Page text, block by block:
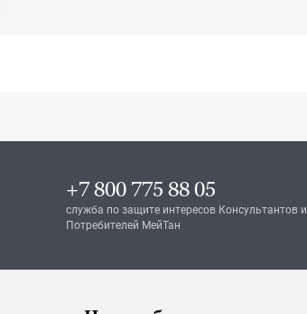
+7 800 775 88 05
служба по защите интересов Консультантов и
Потребителей МейТан